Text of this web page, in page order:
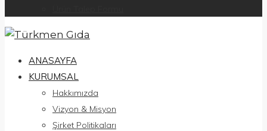
ANASAYFA
KURUMSAL
Hakkımızda
Vizyon & Misyon
Şirket Politikaları